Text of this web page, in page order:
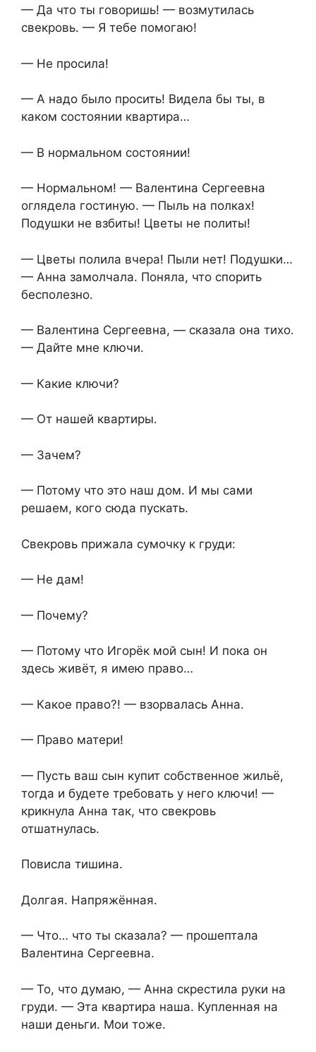
— Да что ты говоришь! — возмутилась
свекровь. — Я тебе помогаю!
— Не просила!
— А надо было просить! Видела бы ты, в
каком состоянии квартира…
— В нормальном состоянии!
— Нормальном! — Валентина Сергеевна
оглядела гостиную. — Пыль на полках!
Подушки не взбиты! Цветы не политы!
— Цветы полила вчера! Пыли нет! Подушки…
— Анна замолчала. Поняла, что спорить
бесполезно.
— Валентина Сергеевна, — сказала она тихо.
— Дайте мне ключи.
— Какие ключи?
— От нашей квартиры.
— Зачем?
— Потому что это наш дом. И мы сами
решаем, кого сюда пускать.
Свекровь прижала сумочку к груди:
— Не дам!
— Почему?
— Потому что Игорёк мой сын! И пока он
здесь живёт, я имею право…
— Какое право?! — взорвалась Анна.
— Право матери!
— Пусть ваш сын купит собственное жильё,
тогда и будете требовать у него ключи! —
крикнула Анна так, что свекровь
отшатнулась.
Повисла тишина.
Долгая. Напряжённая.
— Что… что ты сказала? — прошептала
Валентина Сергеевна.
— То, что думаю, — Анна скрестила руки на
груди. — Эта квартира наша. Купленная на
наши деньги. Мои тоже.